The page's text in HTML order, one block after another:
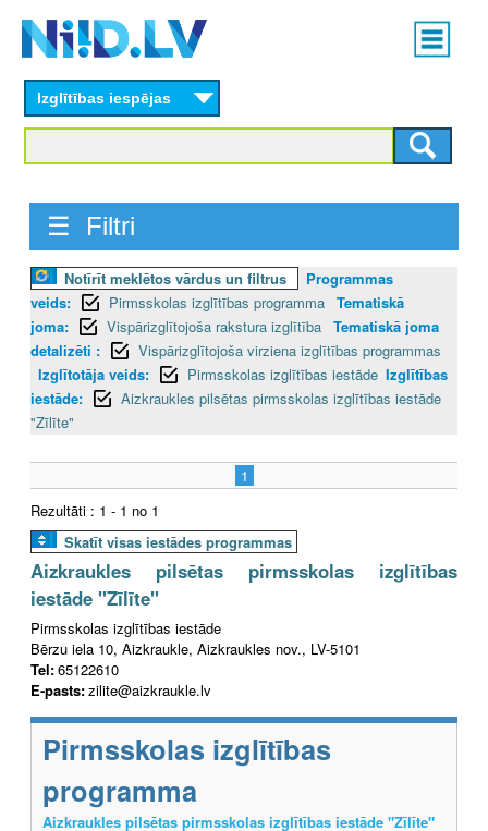
content
Main
menu
Izglītības iespējas
☰ Filtri
Notīrīt meklētos vārdus un filtrus
Programmas
veids:
Pirmsskolas izglītības programma Tematiskā
joma:
Vispārizglītojoša rakstura izglītība Tematiskā joma
detalizēti :
Vispārizglītojoša virziena izglītības programmas
Izglītotāja veids:
Pirmsskolas izglītības iestāde Izglītības
iestāde:
Aizkraukles pilsētas pirmsskolas izglītības iestāde
"Zīlīte"
1
Rezultāti : 1 - 1 no 1
Skatīt visas iestādes programmas
Aizkraukles pilsētas pirmsskolas izglītības
iestāde "Zīlīte"
Pirmsskolas izglītības iestāde
Bērzu iela 10, Aizkraukle, Aizkraukles nov., LV-5101
Tel:65122610
E-pasts:zilite@aizkraukle.lv
Pirmsskolas izglītības
programma
Aizkraukles pilsētas pirmsskolas izglītības iestāde "Zīlīte"